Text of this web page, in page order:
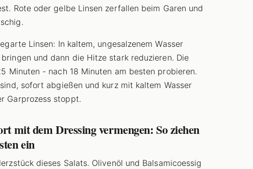
Rote oder gelbe Linsen zerfallen beim Garen und
Linsen: In kaltem, ungesalzenem Wasser
bringen und dann die Hitze stark reduzieren. Die
Minuten - nach 18 Minuten am besten probieren.
sofort abgießen und kurz mit kaltem Wasser
Garprozess stoppt.
mit dem Dressing vermengen: So ziehen
ein
dieses Salats. Olivenöl und Balsamicoessig